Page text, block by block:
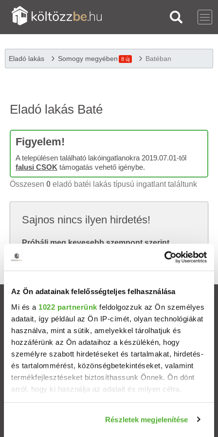
Az Ön adatainak felelősségteljes felhasználása
Mi és a 1022 partnerünk feldolgozzuk az Ön személyes
adatait, így például az Ön IP-címét, olyan technológiákat
használva, mint a sütik, amelyekkel tárolhatjuk és
hozzáférünk az Ön adataihoz a készülékén, hogy
személyre szabott hirdetéseket és tartalmakat, hirdetés-
és tartalommérést, közönségbetekintéseket, valamint
termékfejlesztéseket biztosíthassunk Önnek. Ön dönt
arról, hogy ki használja az adatait és milyen célra.
Információgyűjtés az Ön földrajzi elhelyezkedéséről
Részletek megjelenítése
Eladó lakás Somogy megyében 8 új Batéban
Eladó lakás Baté
Figyelem!
A településen található lakóingatlanokra 2019.07.01-től
falusi CSOK támogatás vehető igénybe.
Összesen 0 eladó batéi lakás típusú ingatlant találtunk
Sajnos nincs ilyen hirdetés!
Próbálj meg kevesebb szempont szerint
keresni, hátha akkor megtalálod, amit keresel.
Ingatlanok
Eladó házak
Eladó lakások
Települések